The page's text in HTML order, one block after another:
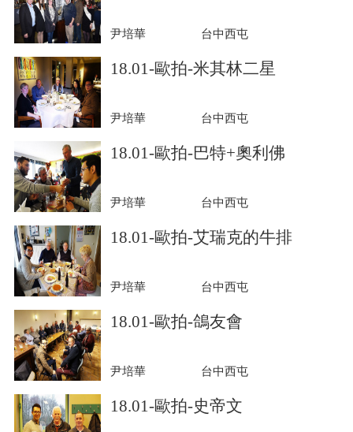
尹培華 台中西屯
18.01-歐拍-米其林二星
尹培華 台中西屯
18.01-歐拍-巴特+奧利佛
尹培華 台中西屯
18.01-歐拍-艾瑞克的牛排
尹培華 台中西屯
18.01-歐拍-鴿友會
尹培華 台中西屯
18.01-歐拍-史帝文